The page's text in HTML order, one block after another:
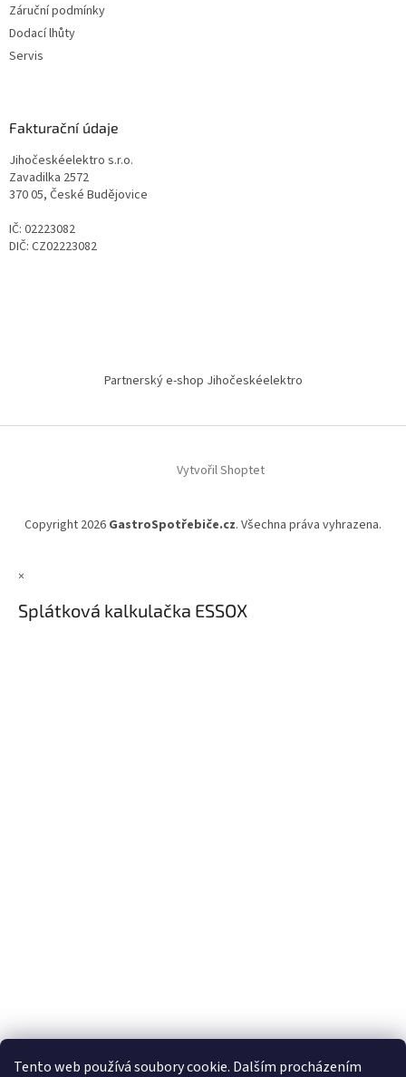
Tento web používá soubory cookie. Dalším procházením
Záruční podmínky
Dodací lhůty
Servis
Fakturační údaje
Jihočeskéelektro s.r.o.
Zavadilka 2572
370 05, České Budějovice
IČ: 02223082
DIČ: CZ02223082
Partnerský e-shop Jihočeskéelektro
Vytvořil Shoptet
Copyright 2026 GastroSpotřebiče.cz. Všechna práva vyhrazena.
×
Splátková kalkulačka ESSOX